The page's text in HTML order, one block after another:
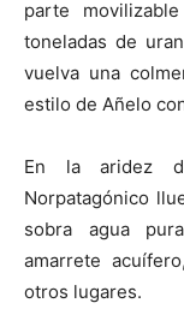
parte
toneladas de
vuelva una
estilo de Añelo
En la aridez
Norpatagónico
sobra agua
amarrete
otros lugares.